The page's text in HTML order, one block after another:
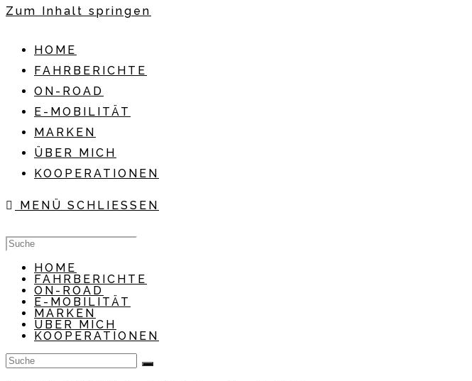
Zum Inhalt springen
HOME
FAHRBERICHTE
ON-ROAD
E-MOBILITÄT
MARKEN
ÜBER MICH
KOOPERATIONEN
MENÜ SCHLIESSEN
HOME
FAHRBERICHTE
ON-ROAD
E-MOBILITÄT
MARKEN
ÜBER MICH
KOOPERATIONEN